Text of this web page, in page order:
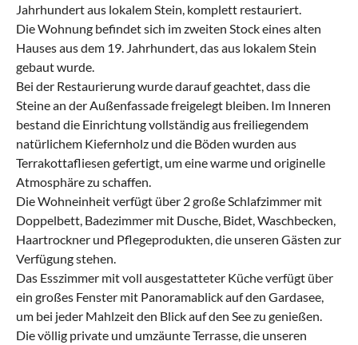
Jahrhundert aus lokalem Stein, komplett restauriert.
Die Wohnung befindet sich im zweiten Stock eines alten
Hauses aus dem 19. Jahrhundert, das aus lokalem Stein
gebaut wurde.
Bei der Restaurierung wurde darauf geachtet, dass die
Steine ​​an der Außenfassade freigelegt bleiben. Im Inneren
bestand die Einrichtung vollständig aus freiliegendem
natürlichem Kiefernholz und die Böden wurden aus
Terrakottafliesen gefertigt, um eine warme und originelle
Atmosphäre zu schaffen.
Die Wohneinheit verfügt über 2 große Schlafzimmer mit
Doppelbett, Badezimmer mit Dusche, Bidet, Waschbecken,
Haartrockner und Pflegeprodukten, die unseren Gästen zur
Verfügung stehen.
Das Esszimmer mit voll ausgestatteter Küche verfügt über
ein großes Fenster mit Panoramablick auf den Gardasee,
um bei jeder Mahlzeit den Blick auf den See zu genießen.
Die völlig private und umzäunte Terrasse, die unseren